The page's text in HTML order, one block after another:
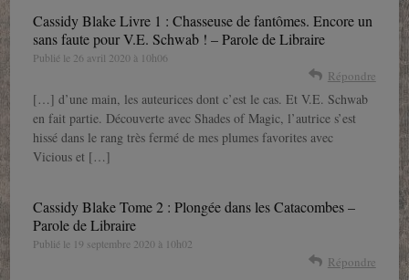
Cassidy Blake Livre 1 : Chasseuse de fantômes. Encore un
sans faute pour V.E. Schwab ! – Parole de Libraire
Publié le 26 avril 2020 à 10h06
Répondre
[…] d’une main, les auteurices dont c’est le cas. Et V.E. Schwab
en fait partie. Découverte avec Shades of Magic, l’autrice s’est
hissé dans le rang très fermé de mes plumes favorites avec
Vicious et […]
Cassidy Blake Tome 2 : Plongée dans les Catacombes –
Parole de Libraire
Publié le 19 septembre 2020 à 10h02
Répondre